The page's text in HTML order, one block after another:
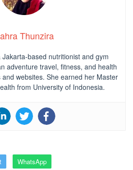
Thunzira
based nutritionist and gym
adventure travel, fitness, and health
websites. She earned her Master
from University of Indonesia.
WhatsApp